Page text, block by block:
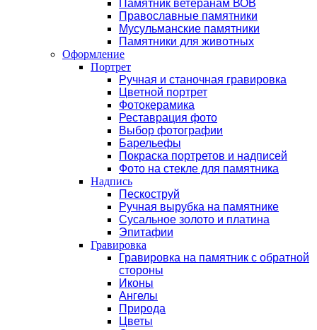
Памятник ветеранам ВОВ
Православные памятники
Мусульманские памятники
Памятники для животных
Оформление
Портрет
Ручная и станочная гравировка
Цветной портрет
Фотокерамика
Реставрация фото
Выбор фотографии
Барельефы
Покраска портретов и надписей
Фото на стекле для памятника
Надпись
Пескоструй
Ручная вырубка на памятнике
Сусальное золото и платина
Эпитафии
Гравировка
Гравировка на памятник с обратной
стороны
Иконы
Ангелы
Природа
Цветы